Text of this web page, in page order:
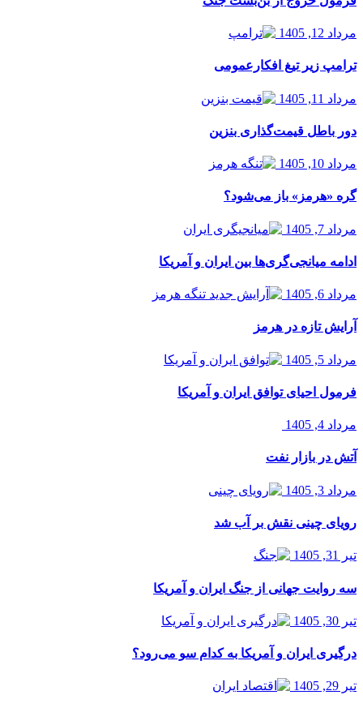
مرداد 12, 1405
ترامپ زیر تیغ افکارعمومی
مرداد 11, 1405
دور باطل قیمت‌گذاری بنزین
مرداد 10, 1405
گره «هرمز» باز می‌شود؟
مرداد 7, 1405
ادامه میانجی‌گری‌ها بین ایران و آمریکا
مرداد 6, 1405
آرایش تازه در هرمز
مرداد 5, 1405
فرمول احیای توافق ایران و آمریکا
مرداد 4, 1405
آتش در بازار نفت
مرداد 3, 1405
رویای چینی نقش بر آب شد
تیر 31, 1405
سه روایت جهانی از جنگ ایران و آمریکا
تیر 30, 1405
درگیری ایران و آمریکا به کدام سو می‌رود؟
تیر 29, 1405